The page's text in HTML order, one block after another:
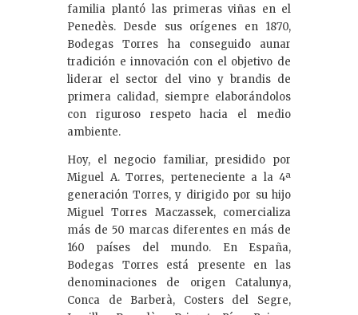
familia plantó las primeras viñas en el
Penedès. Desde sus orígenes en 1870,
Bodegas Torres ha conseguido aunar
tradición e innovación con el objetivo de
liderar el sector del vino y brandis de
primera calidad, siempre elaborándolos
con riguroso respeto hacia el medio
ambiente.
Hoy, el negocio familiar, presidido por
Miguel A. Torres, perteneciente a la 4ª
generación Torres, y dirigido por su hijo
Miguel Torres Maczassek, comercializa
más de 50 marcas diferentes en más de
160 países del mundo. En España,
Bodegas Torres está presente en las
denominaciones de origen Catalunya,
Conca de Barberà, Costers del Segre,